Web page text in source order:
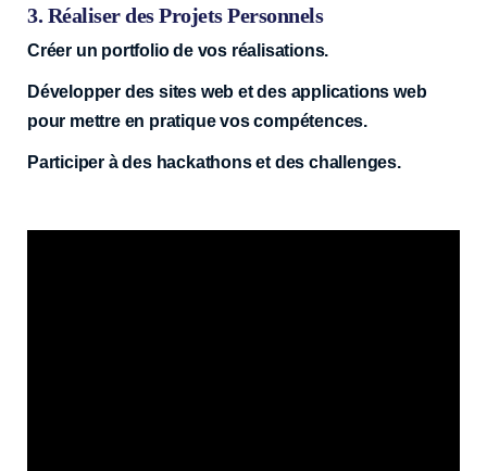
3. Réaliser des Projets Personnels
Créer un portfolio de vos réalisations.
Développer des sites web et des applications web
pour mettre en pratique vos compétences.
Participer à des hackathons et des challenges.